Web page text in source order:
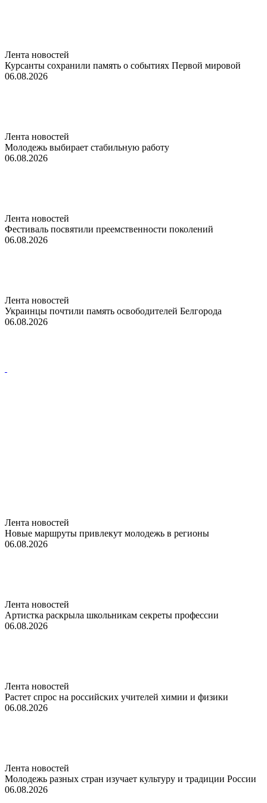
Лента новостей
Курсанты сохранили память о событиях Первой мировой
06.08.2026
Лента новостей
Молодежь выбирает стабильную работу
06.08.2026
Лента новостей
Фестиваль посвятили преемственности поколений
06.08.2026
Лента новостей
Украинцы почтили память освободителей Белгорода
06.08.2026
Лента новостей
Новые маршруты привлекут молодежь в регионы
06.08.2026
Лента новостей
Артистка раскрыла школьникам секреты профессии
06.08.2026
Лента новостей
Растет спрос на российских учителей химии и физики
06.08.2026
Лента новостей
Молодежь разных стран изучает культуру и традиции России
06.08.2026